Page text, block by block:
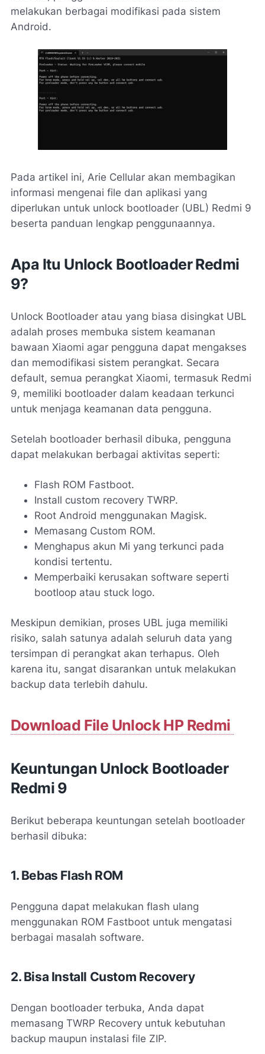
melakukan berbagai modifikasi pada sistem
Android.
Pada artikel ini, Arie Cellular akan membagikan
informasi mengenai file dan aplikasi yang
diperlukan untuk unlock bootloader (UBL) Redmi 9
beserta panduan lengkap penggunaannya.
Apa Itu Unlock Bootloader Redmi
9?
Unlock Bootloader atau yang biasa disingkat UBL
adalah proses membuka sistem keamanan
bawaan Xiaomi agar pengguna dapat mengakses
dan memodifikasi sistem perangkat. Secara
default, semua perangkat Xiaomi, termasuk Redmi
9, memiliki bootloader dalam keadaan terkunci
untuk menjaga keamanan data pengguna.
Setelah bootloader berhasil dibuka, pengguna
dapat melakukan berbagai aktivitas seperti:
Flash ROM Fastboot.
Install custom recovery TWRP.
Root Android menggunakan Magisk.
Memasang Custom ROM.
Menghapus akun Mi yang terkunci pada
kondisi tertentu.
Memperbaiki kerusakan software seperti
bootloop atau stuck logo.
Meskipun demikian, proses UBL juga memiliki
risiko, salah satunya adalah seluruh data yang
tersimpan di perangkat akan terhapus. Oleh
karena itu, sangat disarankan untuk melakukan
backup data terlebih dahulu.
Download File Unlock HP Redmi
Keuntungan Unlock Bootloader
Redmi 9
Berikut beberapa keuntungan setelah bootloader
berhasil dibuka:
1. Bebas Flash ROM
Pengguna dapat melakukan flash ulang
menggunakan ROM Fastboot untuk mengatasi
berbagai masalah software.
2. Bisa Install Custom Recovery
Dengan bootloader terbuka, Anda dapat
memasang TWRP Recovery untuk kebutuhan
backup maupun instalasi file ZIP.